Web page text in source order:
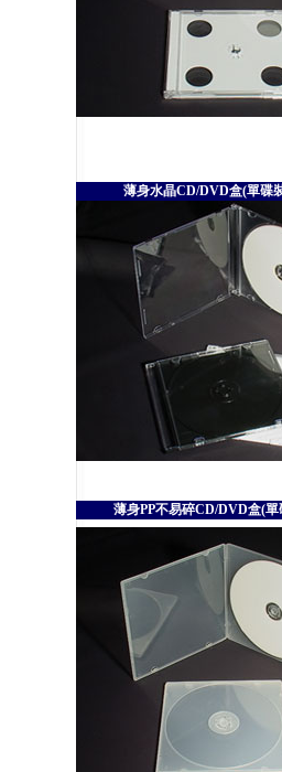
薄身水晶CD/DVD盒(單碟
薄身PP不易碎CD/DVD盒(單